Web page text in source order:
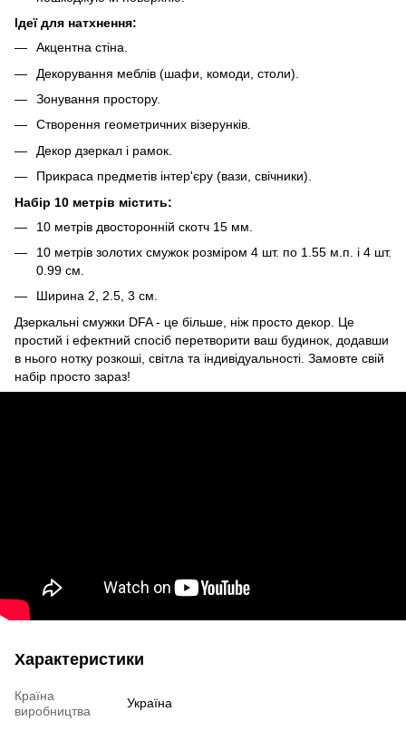
Ідеї для натхнення:
Акцентна стіна.
Декорування меблів (шафи, комоди, столи).
Зонування простору.
Створення геометричних візерунків.
Декор дзеркал і рамок.
Прикраса предметів інтер'єру (вази, свічники).
Набір 10 метрів містить:
10 метрів двосторонній скотч 15 мм.
10 метрів золотих смужок розміром 4 шт. по 1.55 м.п. і 4 шт.
0.99 см.
Ширина 2, 2.5, 3 см.
Дзеркальні смужки DFA - це більше, ніж просто декор. Це
простий і ефектний спосіб перетворити ваш будинок, додавши
в нього нотку розкоші, світла та індивідуальності. Замовте свій
набір просто зараз!
Характеристики
Країна
виробництва
Україна